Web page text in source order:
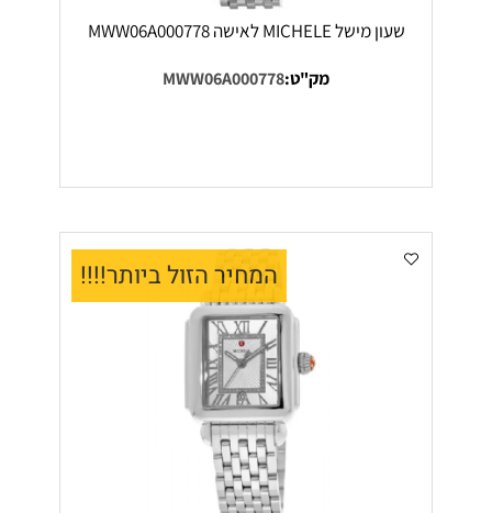
שעון מישל MICHELE לאישה MWW06A000778
מק"ט:MWW06A000778
המחיר הזול ביותר!!!!